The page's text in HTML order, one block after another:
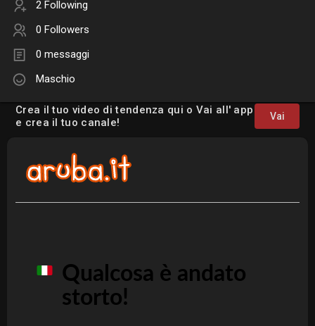
2 Following
0 Followers
0 messaggi
Maschio
Crea il tuo video di tendenza qui o Vai all' app
e crea il tuo canale!
Vai